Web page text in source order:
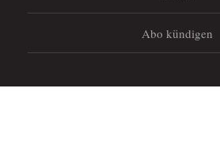
Abo kündigen